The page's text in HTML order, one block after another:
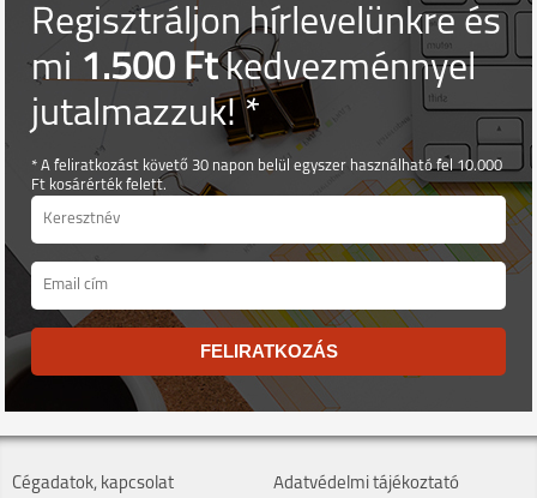
Regisztráljon hírlevelünkre és
mi1.500 Ftkedvezménnyel
jutalmazzuk! *
* A feliratkozást követő 30 napon belül egyszer használható fel 10.000
Ft kosárérték felett.
FELIRATKOZÁS
Cégadatok, kapcsolat
Adatvédelmi tájékoztató